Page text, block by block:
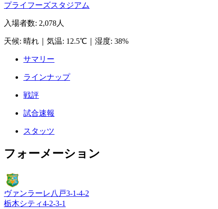
プライフーズスタジアム
入場者数: 2,078人
天候: 晴れ 気温: 12.5℃ 湿度: 38%
サマリー
ラインナップ
戦評
試合速報
スタッツ
フォーメーション
ヴァンラーレ八戸3-1-4-2
栃木シティ4-2-3-1